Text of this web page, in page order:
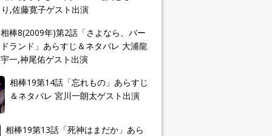
り,佐藤寛子ゲスト出演
相棒8(2009年)第2話「さよなら、バー
ドランド」あらすじ＆ネタバレ 大浦龍
宇一,神尾佑ゲスト出演
相棒19第14話「忘れもの」あらすじ
＆ネタバレ 宮川一朗太ゲスト出演
相棒19第13話「死神はまだか」あら